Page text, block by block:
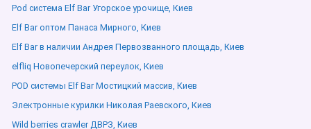
Pod система Elf Bar Угорское урочище, Киев
Elf Bar оптом Панаса Мирного, Киев
Elf Bar в наличии Андрея Первозванного площадь, Киев
elfliq Новопечерский переулок, Киев
POD системы Elf Bar Мостицкий массив, Киев
Электронные курилки Николая Раевского, Киев
Wild berries crawler ДВРЗ, Киев